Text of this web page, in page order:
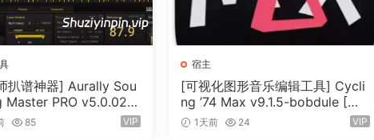
DP 工作流程提供支持，因此您可以更快、更直观地工作。
控制台的支持。此外，您现在可以将兼容 EuCon 的工作台面与在
扒谱神器] Aurally Sou
Master PRO v5.0.02
）
85 VIP
宿主
[可视化图形音乐编辑工具] Cycli
ng ’74 Max v9.1.5-bobdule [Wi
N]（724MB）
1天前 24 VIP